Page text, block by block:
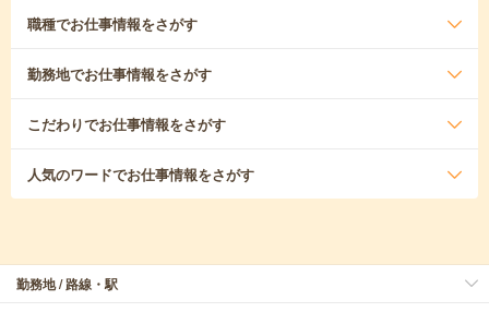
職種でお仕事情報をさがす
勤務地でお仕事情報をさがす
こだわりでお仕事情報をさがす
人気のワードでお仕事情報をさがす
勤務地 / 路線・駅